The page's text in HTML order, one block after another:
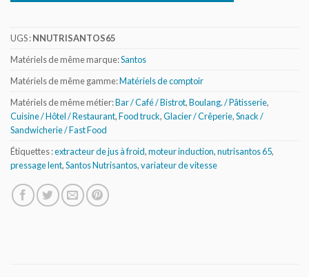
UGS :NNUTRISANTOS65
Matériels de même marque:Santos
Matériels de même gamme:Matériels de comptoir
Matériels de même métier:Bar / Café / Bistrot,Boulang. / Pâtisserie,
Cuisine / Hôtel / Restaurant,Food truck,Glacier / Crêperie,Snack /
Sandwicherie / Fast Food
Étiquettes :extracteur de jus à froid,moteur induction,nutrisantos 65,
pressage lent,Santos Nutrisantos,variateur de vitesse